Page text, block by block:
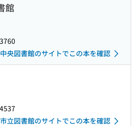
館
央図書館のサイトでこの本を確認
立図書館のサイトでこの本を確認